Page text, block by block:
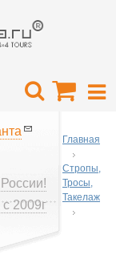
2009г
Главная
Стропы,
Тросы,
Такелаж